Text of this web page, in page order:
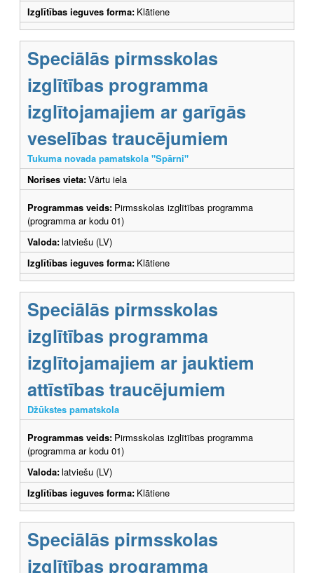
Izglītības ieguves forma: Klātiene
Speciālās pirmsskolas
izglītības programma
izglītojamajiem ar garīgās
veselības traucējumiem
Tukuma novada pamatskola "Spārni"
Norises vieta:Vārtu iela
Programmas veids: Pirmsskolas izglītības programma
(programma ar kodu 01)
Valoda:latviešu (LV)
Izglītības ieguves forma: Klātiene
Speciālās pirmsskolas
izglītības programma
izglītojamajiem ar jauktiem
attīstības traucējumiem
Džūkstes pamatskola
Programmas veids: Pirmsskolas izglītības programma
(programma ar kodu 01)
Valoda:latviešu (LV)
Izglītības ieguves forma: Klātiene
Speciālās pirmsskolas
izglītības programma